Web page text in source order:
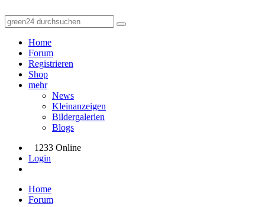
Home
Forum
Registrieren
Shop
mehr
News
Kleinanzeigen
Bildergalerien
Blogs
1233 Online
Login
Home
Forum